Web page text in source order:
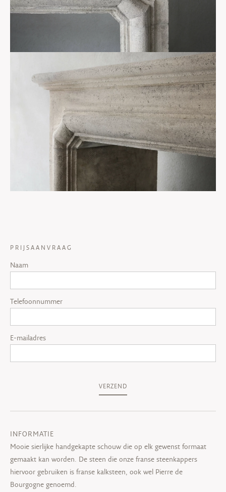
PRIJSAANVRAAG
Naam
Telefoonnummer
E-mailadres
VERZEND
INFORMATIE
Mooie sierlijke handgekapte schouw die op elk gewenst formaat
gemaakt kan worden. De steen die onze franse steenkappers
hiervoor gebruiken is franse kalksteen, ook wel Pierre de
Bourgogne genoemd.